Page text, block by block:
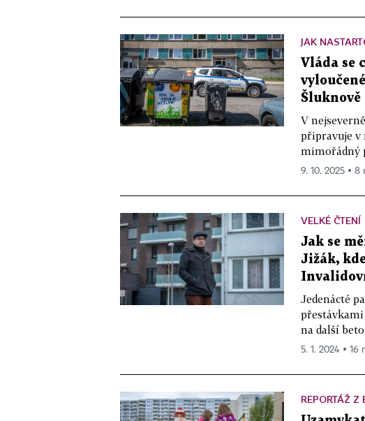
JAK
Vláda se
V
připravuje v
mimořádný
9. 10. 2025 ▪ 8
VELKÉ ČTENÍ
Jak se
Jižák,
Jedenácté
na další
5. 1. 2024 ▪ 16
REPORTÁŽ Z